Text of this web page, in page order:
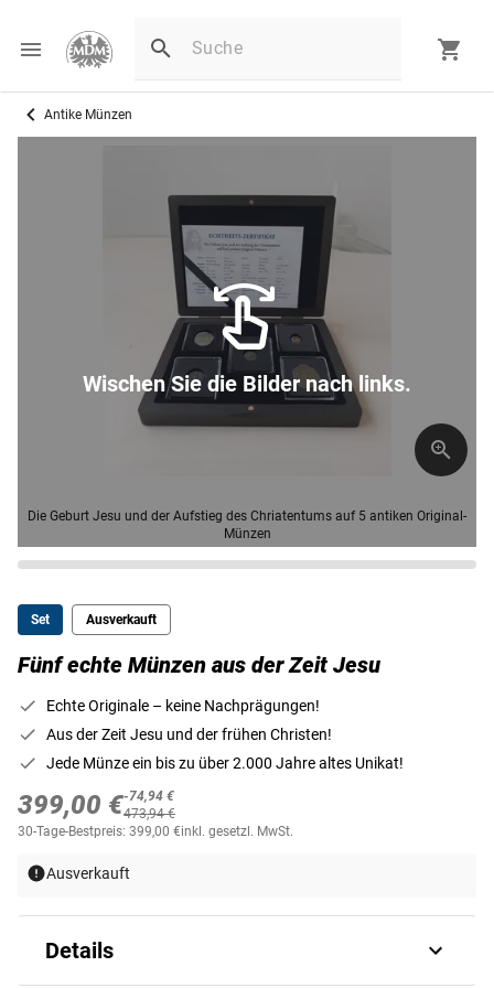
Antike Münzen
Die Geburt Jesu und der Aufstieg des Chriatentums auf 5 antiken Original-
Münzen
Wischen Sie die Bilder nach links.
Set Ausverkauft
Fünf echte Münzen aus der Zeit Jesu
Echte Originale – keine Nachprägungen!
Aus der Zeit Jesu und der frühen Christen!
Jede Münze ein bis zu über 2.000 Jahre altes Unikat!
399,00 €-74,94 €
473,94 €
30-Tage-Bestpreis: 399,00 €inkl. gesetzl. MwSt.
Ausverkauft
Details